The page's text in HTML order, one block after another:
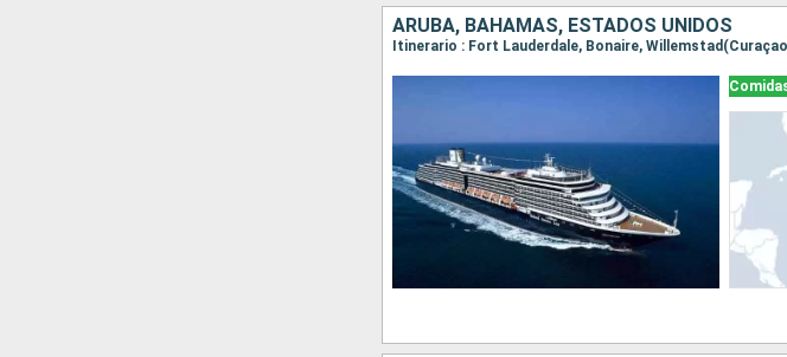
ARUBA, BAHAMAS, ESTADOS UNIDOS
Itinerario : Fort Lauderdale, Bonaire,